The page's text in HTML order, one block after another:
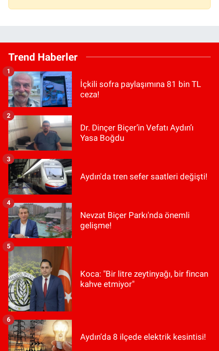
Trend Haberler
İçkili sofra paylaşımına 81 bin TL
ceza!
1
Dr. Dinçer Biçer’in Vefatı Aydın’ı
Yasa Boğdu
2
Aydın'da tren sefer saatleri değişti!
3
Nevzat Biçer Parkı'nda önemli
gelişme!
4
Koca: "Bir litre zeytinyağı, bir fincan
kahve etmiyor"
5
Aydın’da 8 ilçede elektrik kesintisi!
6